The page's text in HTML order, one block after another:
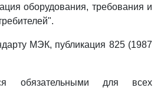
оборудования, требования и
МЭК, публикация 825 (1987
обязательными для всех